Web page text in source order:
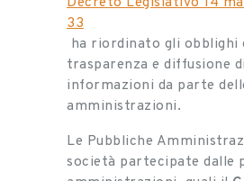
33
ha riordinato gli obblighi
trasparenza e diffusione di
informazioni da parte
amministrazioni.
Le Pubbliche
società partecipate dalle